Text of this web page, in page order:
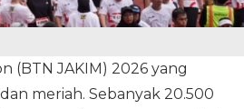
(BTN JAKIM) 2026 yang
meriah. Sebanyak 20.500